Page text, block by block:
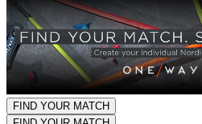
FIND YOUR MATCH